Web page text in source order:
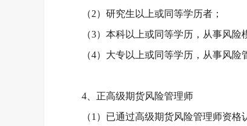
（2）研究生以上或同等学历者；
（3）本科以上或同等学历，从事风险
（4）大专以上或同等学历，从事风险
4、正高级期货风险管理师
（1）已通过高级期货风险管理师资格